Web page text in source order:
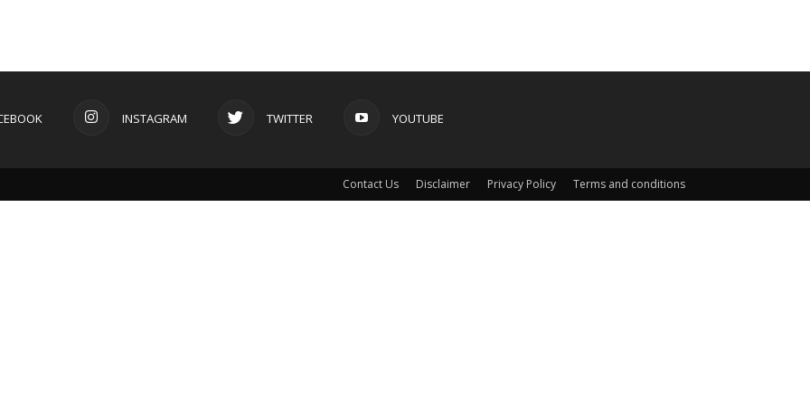
INSTAGRAM TWITTER YOUTUBE
Contact Us Disclaimer Privacy Policy Terms and conditions